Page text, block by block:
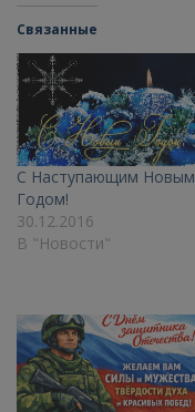
Связанные
С Наступающим Новым
Годом!
30.12.2016
В "Новости"